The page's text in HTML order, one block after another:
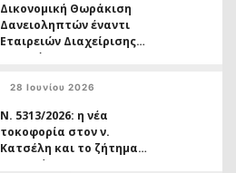
Δικονομική Θωράκιση
Δανειοληπτών έναντι
Εταιρειών Διαχείρισης
Απαιτήσεων
28 Ιουνίου 2026
Ν. 5313/2026: η νέα
τοκοφορία στον ν.
Κατσέλη και το ζήτημα
της ασύμμετρης